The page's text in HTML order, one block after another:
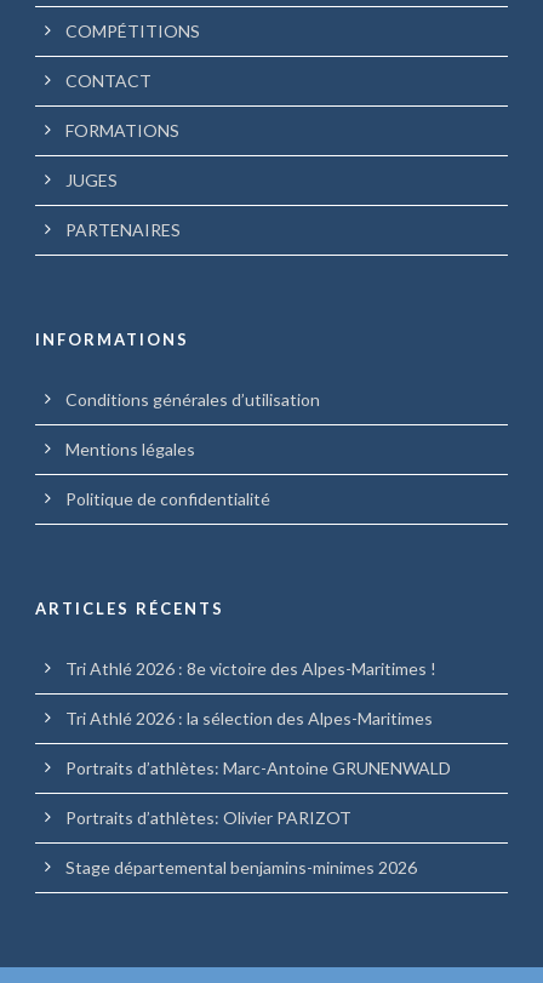
COMPÉTITIONS
CONTACT
FORMATIONS
JUGES
PARTENAIRES
INFORMATIONS
Conditions générales d’utilisation
Mentions légales
Politique de confidentialité
ARTICLES RÉCENTS
Tri Athlé 2026 : 8e victoire des Alpes-Maritimes !
Tri Athlé 2026 : la sélection des Alpes-Maritimes
Portraits d’athlètes: Marc-Antoine GRUNENWALD
Portraits d’athlètes: Olivier PARIZOT
Stage départemental benjamins-minimes 2026